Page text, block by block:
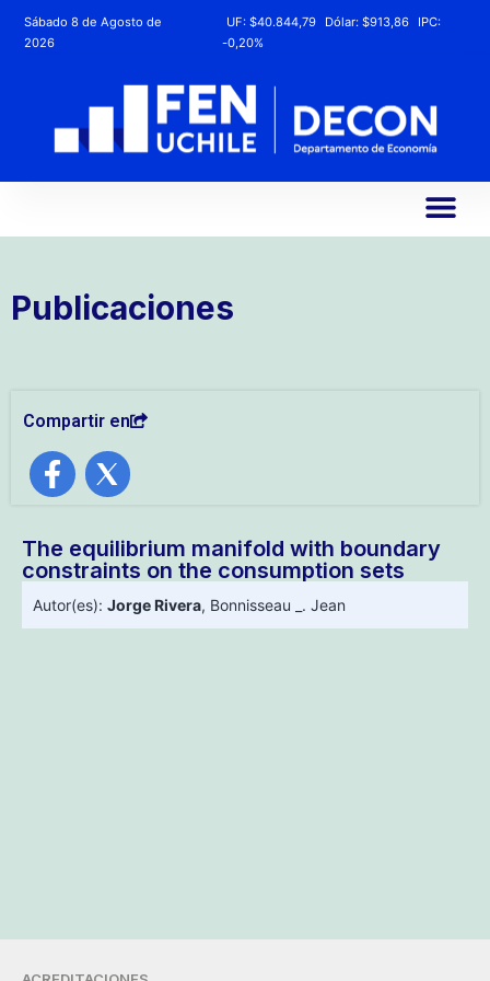
Sábado 8 de Agosto de
2026
UF:$40.844,79 Dólar:$913,86
IPC:
-0,20%
Publicaciones
Compartir en
The equilibrium manifold with boundary
constraints on the consumption sets
Autor(es): Jorge Rivera, Bonnisseau _. Jean